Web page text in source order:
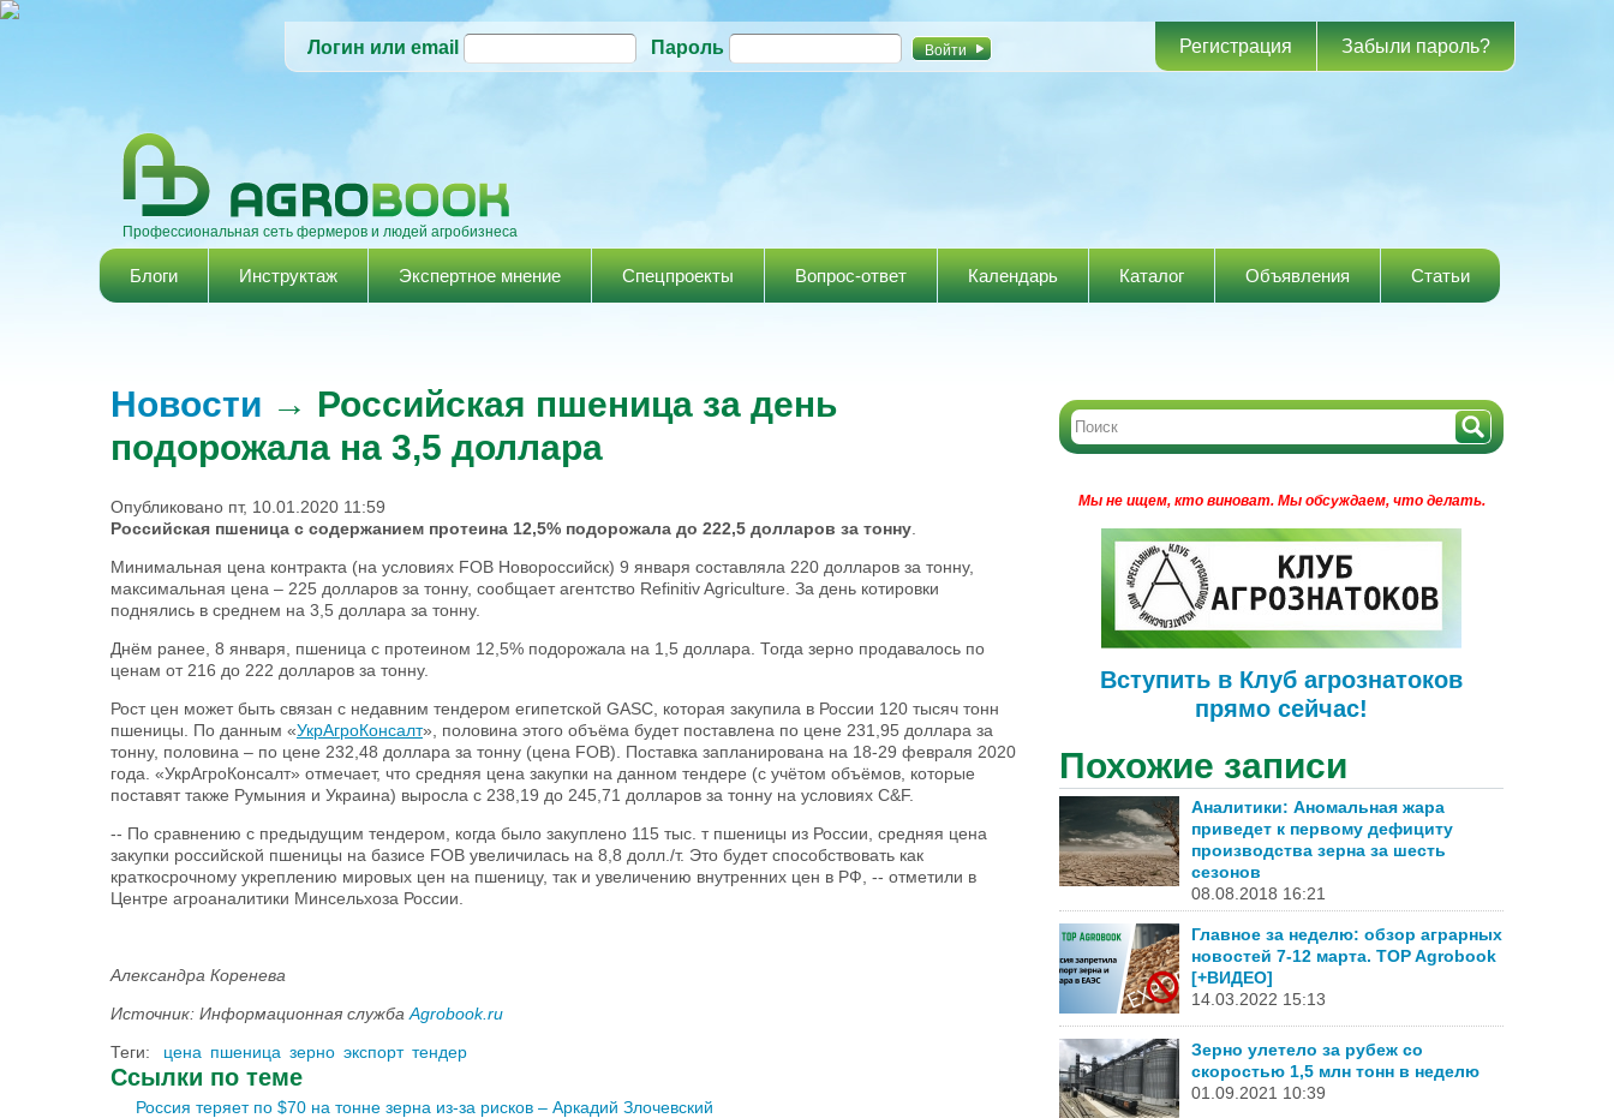
Перейти к
содержанию
Логин или email Пароль Регистрация Забыли пароль?
Профессиональная сеть фермеров и людей агробизнеса
Главное меню
Блоги Инструктаж Экспертное мнение Спецпроекты Вопрос-ответ Календарь Каталог Объявления Статьи
Новости → Российская пшеница за день
подорожала на 3,5 доллара
Опубликовано пт, 10.01.2020 11:59
Российская пшеница с содержанием протеина 12,5% подорожала до 222,5 долларов за тонну
Минимальная цена контракта (на условиях FOB Новороссийск) 9 января составляла 220 долларов за тонну,
максимальная цена – 225 долларов за тонну, сообщает агентство Refinitiv Agriculture. За день котировки
поднялись в среднем на 3,5 доллара за тонну.
Днём ранее, 8 января, пшеница с протеином 12,5% подорожала на 1,5 доллара. Тогда зерно продавалось по
ценам от 216 до 222 долларов за тонну.
Рост цен может быть связан с недавним тендером египетской GASC, которая закупила в России 120 тысяч тонн
пшеницы. По данным «УкрАгроКонсалт», половина этого объёма будет поставлена по цене 231,95 доллара за
тонну, половина – по цене 232,48 доллара за тонну (цена FOB). Поставка запланирована на 18-29 февраля 2020
года. «УкрАгроКонсалт» отмечает, что средняя цена закупки на данном тендере (с учётом объёмов, которые
поставят также Румыния и Украина) выросла с 238,19 до 245,71 долларов за тонну на условиях C&F.
-- По сравнению с предыдущим тендером, когда было закуплено 115 тыс. т пшеницы из России, средняя цена
закупки российской пшеницы на базисе FOB увеличилась на 8,8 долл./т. Это будет способствовать как
краткосрочному укреплению мировых цен на пшеницу, так и увеличению внутренних цен в РФ, -- отметили в
Центре агроаналитики Минсельхоза России.
Александра Коренева
Источник: Информационная служба Agrobook.ru
Теги:
цена пшеница зерно экспорт тендер
Ссылки по теме
Россия теряет по $70 на тонне зерна из-за рисков – Аркадий Злочевский
Мы не ищем, кто виноват. Мы обсуждаем, что делать.
Вступить в Клуб агрознатоков
прямо сейчас!
Похожие записи
Аналитики: Аномальная жара
приведет к первому дефициту
производства зерна за шесть
сезонов
08.08.2018 16:21
Главное за неделю: обзор аграрных
новостей 7-12 марта. TOP Agrobook
[+ВИДЕО]
14.03.2022 15:13
Зерно улетело за рубеж со
скоростью 1,5 млн тонн в неделю
01.09.2021 10:39